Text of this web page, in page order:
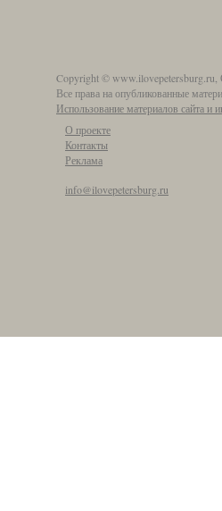
Copyright © www.ilovepetersburg.ru,
Все права на опубликованные
Использование материалов сайта и
О проекте
Контакты
Реклама
info@ilovepetersburg.ru